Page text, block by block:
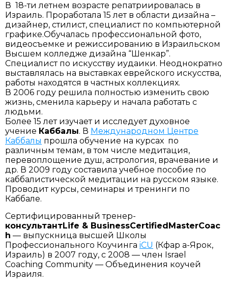
В 18-ти летнем возрасте репатриировалась в
Израиль. Проработала 15 лет в области дизайна –
дизайнер, стилист, специалист по компьютерной
графике.Обучалась профессиональной фото,
видеосъемке и режиссированию в Израильском
Высшем колледже дизайна “Шенкар”.
Специалист по искусству иудаики. Неоднократно
выставлялась на выставках еврейского искусства,
работы находятся в частных коллекциях.
В 2006 году решила полностью изменить свою
жизнь, сменила карьеру и начала работать с
людьми.
Более 15 лет изучает и исследует духовное
учение Каббалы. В Международном Центре
Каббалы прошла обучение на курсах по
различным темам, в том числе медитация,
перевоплощение душ, астрология, врачевание и
др. В 2009 году составила учебное пособие по
каббалистической медитации на русском языке.
Проводит курсы, семинары и тренинги по
Каббале.
Сертифицированный тренер-
консультантLife & BusinessCertifiedMasterCoac
h — выпускница высшей Школы
Профессионального Коучинга iCU (Кфар а-Ярок,
Израиль) в 2007 году, с 2008 — член Israel
Coaching Community — Объединения коучей
Израиля.